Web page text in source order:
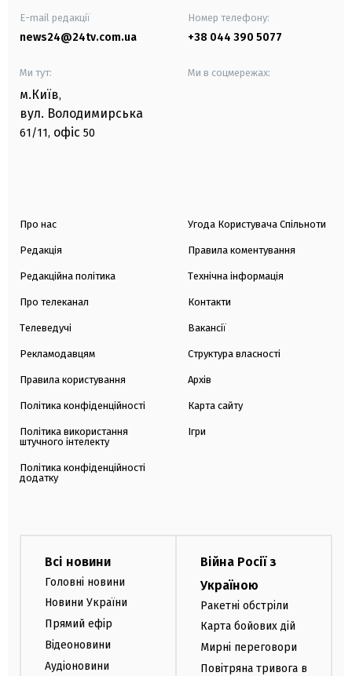
E-mail редакції
news24@24tv.com.ua
Номер телефону:
+38 044 390 5077
Ми тут:
м.Київ,
вул. Володимирська
61/11, офіс 50
Ми в соцмережах:
Про нас
Редакція
Редакційна політика
Про телеканал
Телеведучі
Рекламодавцям
Правила користування
Політика конфіденційності
Політика використання
штучного інтелекту
Політика конфіденційності
додатку
Угода Користувача Спільноти
Правила коментування
Технічна інформація
Контакти
Вакансії
Структура власності
Архів
Карта сайту
Ігри
Всі новини
Головні новини
Новини України
Прямий ефір
Відеоновини
Аудіоновини
Війна Росії з
Україною
Ракетні обстріли
Карта бойових дій
Мирні переговори
Повітряна тривога в